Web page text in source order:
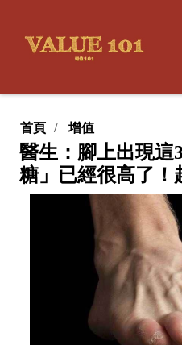
首頁 增值
醫生：腳上出現這
糖」已經很高了！